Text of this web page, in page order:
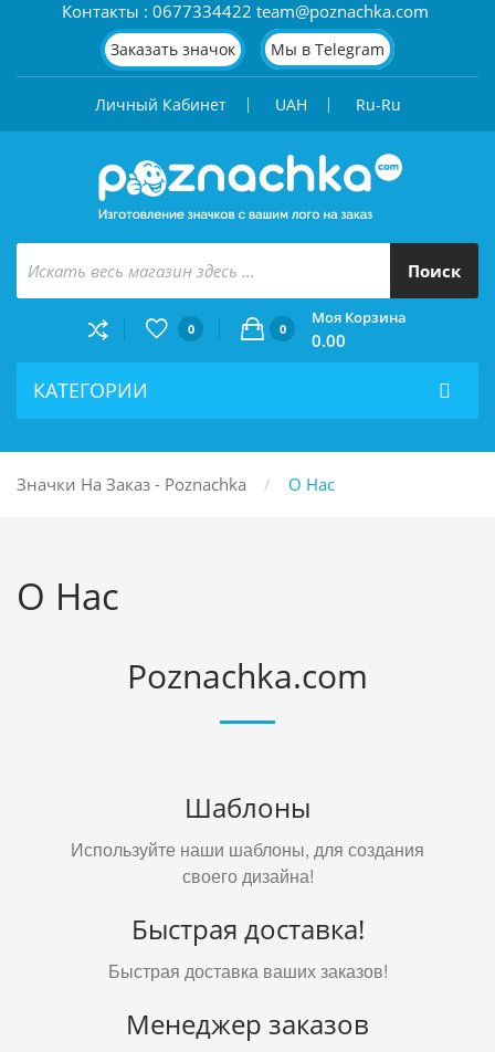
Контакты : 0677334422 team@poznachka.com
Заказать значок Мы в Telegram
Личный Кабинет UAH Ru-Ru
Поиск
0 0
Моя Корзина
0.00
КАТЕГОРИИ
Значки На Заказ - Poznachka О Нас
О Нас
Poznachka.com
Шаблоны
Используйте наши шаблоны, для создания
своего дизайна!
Быстрая доставка!
Быстрая доставка ваших заказов!
Менеджер заказов